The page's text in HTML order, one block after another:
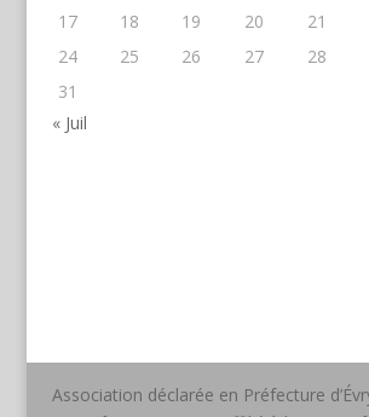
17
18 19 20 21
24
25 26 27 28
31
« Juil
Association déclarée en Préfecture